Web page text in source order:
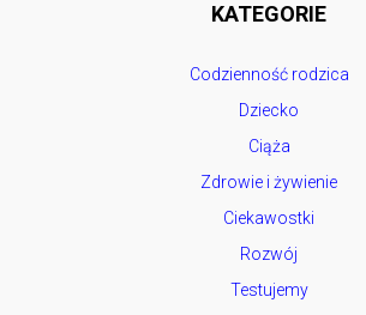
KATEGORIE
Codzienność rodzica
Dziecko
Ciąża
Zdrowie i żywienie
Ciekawostki
Rozwój
Testujemy